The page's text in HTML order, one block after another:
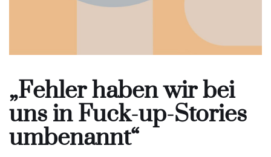
„Fehler haben wir bei
uns in Fuck-up-Stories
umbenannt“